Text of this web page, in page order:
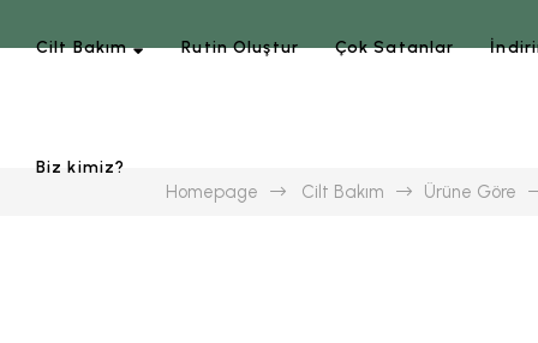
Cilt Bakım Rutin Oluştur Çok Satanlar
Biz kimiz?
Homepage Cilt Bakım Ürüne Göre